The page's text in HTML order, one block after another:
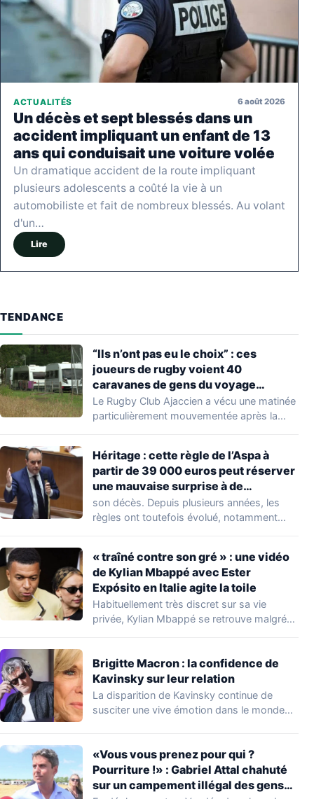
ACTUALITÉS 6 août 2026
Un décès et sept blessés dans un
accident impliquant un enfant de 13
ans qui conduisait une voiture volée
Un dramatique accident de la route impliquant
plusieurs adolescents a coûté la vie à un
automobiliste et fait de nombreux blessés. Au volant
d'un…
Lire
TENDANCE
“Ils n’ont pas eu le choix” : ces
joueurs de rugby voient 40
caravanes de gens du voyage
s’installer dans leur stade, ils les
délogent en moins d’1 heure
Le Rugby Club Ajaccien a vécu une matinée
particulièrement mouvementée après la
Héritage : cette règle de l’Aspa à
partir de 39 000 euros peut réserver
une mauvaise surprise à de
nombreuses familles
son décès. Depuis plusieurs années, les
règles ont toutefois évolué, notamment
« traîné contre son gré » : une vidéo
de Kylian Mbappé avec Ester
Expósito en Italie agite la toile
Habituellement très discret sur sa vie
privée, Kylian Mbappé se retrouve malgré
Brigitte Macron : la confidence de
Kavinsky sur leur relation
La disparition de Kavinsky continue de
susciter une vive émotion dans le monde
«Vous vous prenez pour qui ?
Pourriture !» : Gabriel Attal chahuté
sur un campement illégal des gens